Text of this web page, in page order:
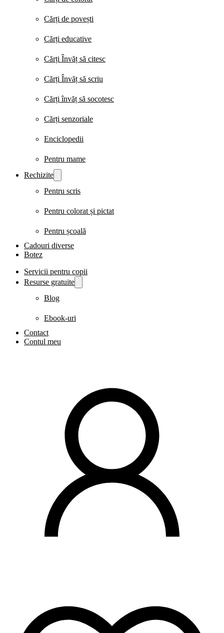
Cărți de povești
Cărți educative
Cărți Învăț să citesc
Cărți Învăț să scriu
Cărți învăț să socotesc
Cărți senzoriale
Enciclopedii
Pentru mame
Rechizite
Pentru scris
Pentru colorat și pictat
Pentru școală
Cadouri diverse
Botez
Servicii pentru copii
Resurse gratuite
Blog
Ebook-uri
Contact
Contul meu